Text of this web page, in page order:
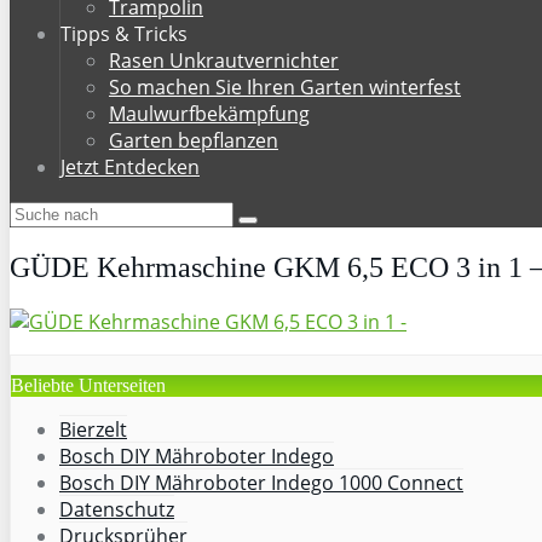
Trampolin
Tipps & Tricks
Rasen Unkrautvernichter
So machen Sie Ihren Garten winterfest
Maulwurfbekämpfung
Garten bepflanzen
Jetzt Entdecken
GÜDE Kehrmaschine GKM 6,5 ECO 3 in 1
Beliebte Unterseiten
Bierzelt
Bosch DIY Mähroboter Indego
Bosch DIY Mähroboter Indego 1000 Connect
Datenschutz
Drucksprüher